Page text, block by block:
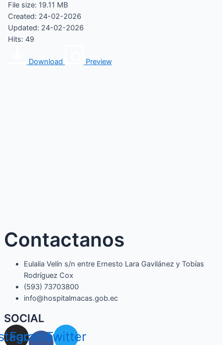
File size: 19.11 MB
Created: 24-02-2026
Updated: 24-02-2026
Hits: 49
Download Preview
Contactanos
Eulalia Velín s/n entre Ernesto Lara Gavilánez y Tobías
Rodríguez Cox
(593) 73703800​
info@hospitalmacas.gob.ec
SOCIAL
Facebook-
Twitter